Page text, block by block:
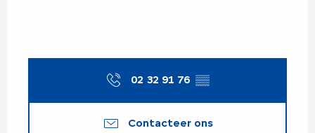
02 32 91 76 ▒▒
Contacteer ons